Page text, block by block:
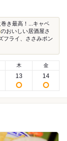
き最高！...キャベ
のおいしい居酒屋さ
フライ、ささみポン
木
13
金
14